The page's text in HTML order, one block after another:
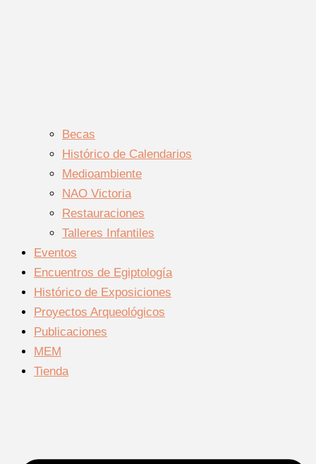
Becas
Histórico de Calendarios
Medioambiente
NAO Victoria
Restauraciones
Talleres Infantiles
Eventos
Encuentros de Egiptología
Histórico de Exposiciones
Proyectos Arqueológicos
Publicaciones
MEM
Tienda